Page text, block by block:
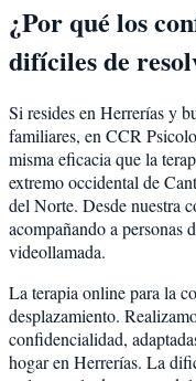
¿Por qué los
difíciles de
Si resides en Herrerías y
familiares, en CCR
misma eficacia que la
extremo occidental de
del Norte. Desde nuestra
acompañando a personas
videollamada.
La terapia online para la
desplazamiento.
confidencialidad,
hogar en Herrerías. La